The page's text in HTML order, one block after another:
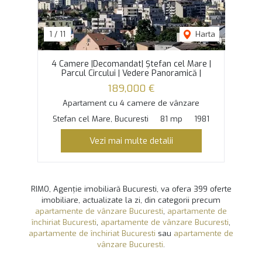
1 / 11 Harta
4 Camere |Decomandat| Ștefan cel Mare |
Parcul Circului | Vedere Panoramică |
189,000 €
Apartament cu 4 camere de vânzare
Stefan cel Mare, Bucuresti
81 mp 1981
Vezi mai multe detalii
RIMO, Agenție imobiliară Bucuresti, va ofera 399 oferte
imobiliare, actualizate la zi, din categorii precum
apartamente de vânzare Bucuresti, apartamente de
închiriat Bucuresti, apartamente de vânzare Bucuresti,
apartamente de închiriat Bucuresti sau apartamente de
vânzare Bucuresti.